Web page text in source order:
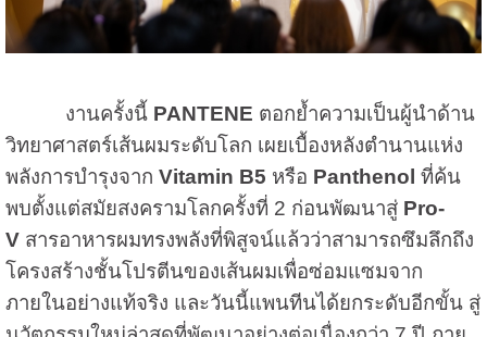
งานครั้งนี้ PANTENE ตอกย้ำความเป็นผู้นำด้าน
วิทยาศาสตร์เส้นผมระดับโลก เผยเบื้องหลังตำนานแห่ง
พลังการบำรุงจาก Vitamin B5 หรือ Panthenol ที่ค้น
พบตั้งแต่สมัยสงครามโลกครั้งที่ 2 ก่อนพัฒนาสู่ Pro-
V สารอาหารผมทรงพลังที่พิสูจน์แล้วว่าสามารถซึมลึกถึง
โครงสร้างชั้นโปรตีนของเส้นผมเพื่อซ่อมแซมจาก
ภายในอย่างแท้จริง และวันนี้แพนทีนได้ยกระดับอีกขั้น สู่